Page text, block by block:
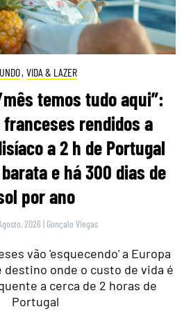
, VIDA & LAZER
temos tudo aqui”:
rendidos a
a 2 h de Portugal
e há 300 dias de
por ano
2026 | Gonçalo Viegas
vão 'esquecendo' a Europa
onde o custo de vida é
a cerca de 2 horas de
Portugal